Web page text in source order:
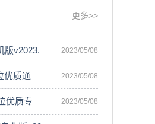
更多>>
版v2023. 2023/05/08
优质通 2023/05/08
优质专 2023/05/08